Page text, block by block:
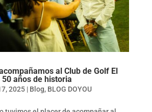
al Club de Golf El
50 años de historia
2025| Blog, BLOG DOYOU